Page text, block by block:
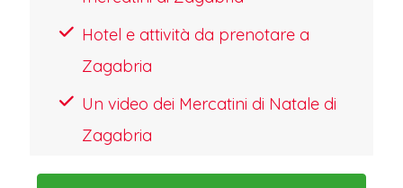
Hotel e attività da prenotare a
Zagabria
Un video dei Mercatini di Natale di
Zagabria